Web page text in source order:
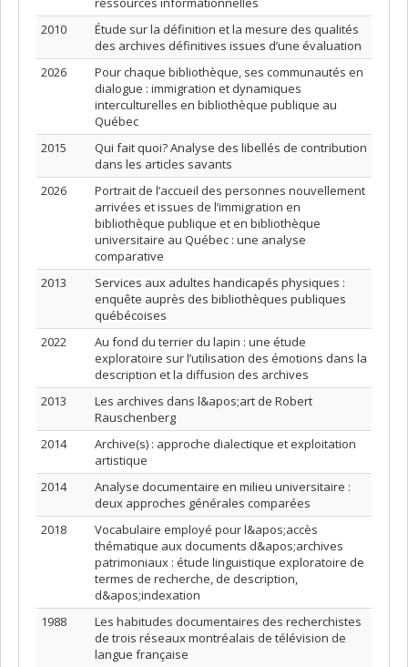
2010
Étude sur la définition et la mesure des qualités
des archives définitives issues d’une évaluation
2026
Pour chaque bibliothèque, ses communautés en
dialogue : immigration et dynamiques
interculturelles en bibliothèque publique au
Québec
2015
Qui fait quoi? Analyse des libellés de contribution
dans les articles savants
2026
Portrait de l’accueil des personnes nouvellement
arrivées et issues de l’immigration en
bibliothèque publique et en bibliothèque
universitaire au Québec : une analyse
comparative
2013
Services aux adultes handicapés physiques :
enquête auprès des bibliothèques publiques
québécoises
2022
Au fond du terrier du lapin : une étude
exploratoire sur l’utilisation des émotions dans la
description et la diffusion des archives
2013
Les archives dans l&apos;art de Robert
Rauschenberg
2014
Archive(s) : approche dialectique et exploitation
artistique
2014
Analyse documentaire en milieu universitaire :
deux approches générales comparées
2018
Vocabulaire employé pour l&apos;accès
thématique aux documents d&apos;archives
patrimoniaux : étude linguistique exploratoire de
termes de recherche, de description,
d&apos;indexation
1988
Les habitudes documentaires des recherchistes
de trois réseaux montréalais de télévision de
langue française